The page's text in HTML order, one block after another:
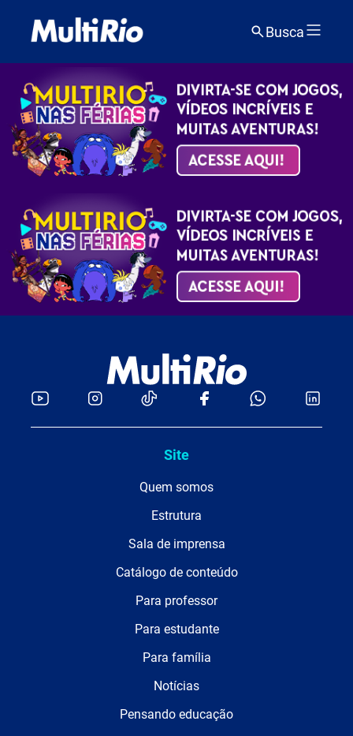
Busca
Site
Quem somos
Estrutura
Sala de imprensa
Catálogo de conteúdo
Para professor
Para estudante
Para família
Notícias
Pensando educação